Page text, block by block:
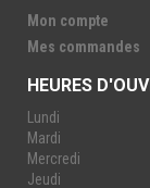
Mon compte
Mes commandes
HEURES
Lundi
Mardi
Mercredi
Jeudi